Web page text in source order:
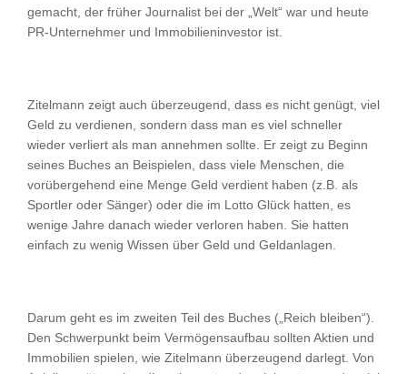
gemacht, der früher Journalist bei der „Welt“ war und heute
PR-Unternehmer und Immobilieninvestor ist.
Zitelmann zeigt auch überzeugend, dass es nicht genügt, viel
Geld zu verdienen, sondern dass man es viel schneller
wieder verliert als man annehmen sollte. Er zeigt zu Beginn
seines Buches an Beispielen, dass viele Menschen, die
vorübergehend eine Menge Geld verdient haben (z.B. als
Sportler oder Sänger) oder die im Lotto Glück hatten, es
wenige Jahre danach wieder verloren haben. Sie hatten
einfach zu wenig Wissen über Geld und Geldanlagen.
Darum geht es im zweiten Teil des Buches („Reich bleiben“).
Den Schwerpunkt beim Vermögensaufbau sollten Aktien und
Immobilien spielen, wie Zitelmann überzeugend darlegt. Von